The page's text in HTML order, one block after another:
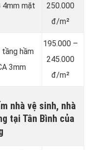
4mm mặt
250.000
đ/m²
hầm
3mm
195.000 –
245.000
đ/m²
nhà vệ sinh, nhà
tại Tân Bình của